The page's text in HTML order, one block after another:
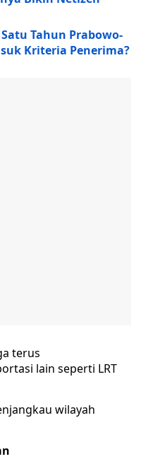
Satu Tahun Prabowo-
Kriteria Penerima?
terus
lain seperti LRT
wilayah